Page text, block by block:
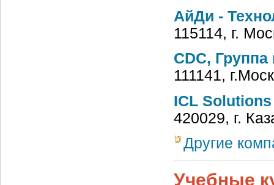
АйДи -
115114, г.
CDC,
111141,
ICL Solutions
420029, г.
Другие
Учебные